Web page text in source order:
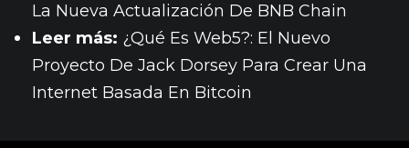
La Nueva Actualización De BNB Chain
Leer más: ¿Qué Es Web5?: El Nuevo
Proyecto De Jack Dorsey Para Crear Una
Internet Basada En Bitcoin